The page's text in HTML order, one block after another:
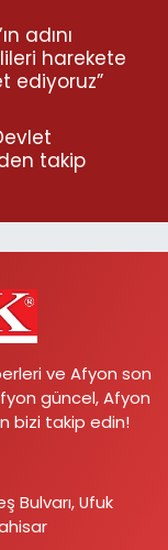
adını
harekete
ediyoruz”
takip
ve Afyon son
güncel, Afyon
bizi takip edin!
Bulvarı, Ufuk